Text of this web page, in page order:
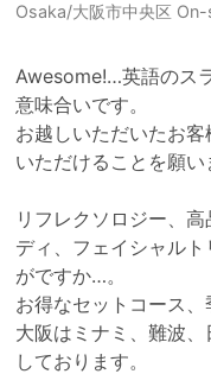
Osaka/大阪市中央区
Awesome!…英語のス
意味合いです。
お越しいただいたお
いただけることを願い
リフレクソロジー、
ディ、フェイシャル
がですか…。
お得なセットコース、
大阪はミナミ、難波
しております。